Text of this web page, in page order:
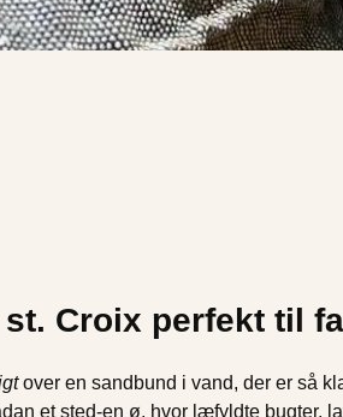
Croix perfekt til
over en sandbund i vand, der er så
et sted-en ø, hvor læfyldte bugter,